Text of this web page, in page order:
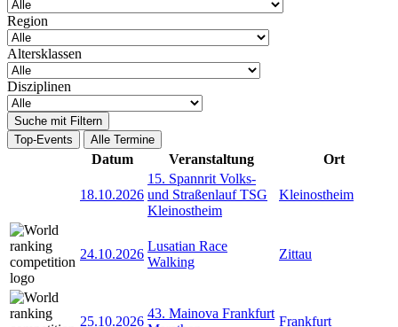
Region
Altersklassen
Disziplinen
Suche mit Filtern
Top-Events
Alle Termine
Datum Veranstaltung Ort
18.10.2026
15. Spannrit Volks-
und Straßenlauf TSG
Kleinostheim
Kleinostheim
24.10.2026
Lusatian Race
Walking
Zittau
25.10.2026
43. Mainova Frankfurt
Frankfurt